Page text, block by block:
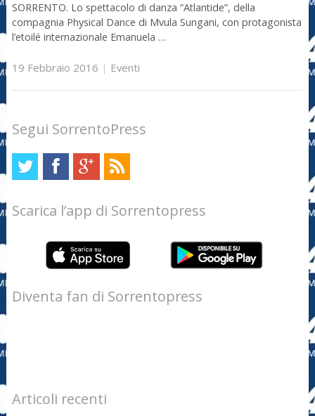
SORRENTO. Lo spettacolo di danza “Atlantide”, della
compagnia Physical Dance di Mvula Sungani, con protagonista
l’etoilé internazionale Emanuela …
19 Febbraio 2016 | Eventi
Segui SorrentoPress
Scarica l’app di Sorrentopress
Diventa fan di Sorrentopress
Articoli recenti